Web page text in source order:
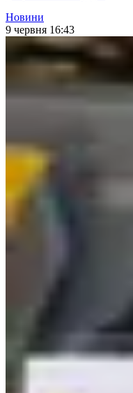
Новини
9 червня 16:43